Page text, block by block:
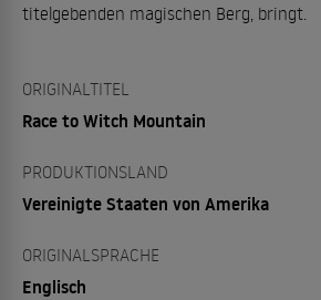
titelgebenden magischen Berg, bringt.
ORIGINALTITEL
Race to Witch Mountain
PRODUKTIONSLAND
Vereinigte Staaten von Amerika
ORIGINALSPRACHE
Englisch